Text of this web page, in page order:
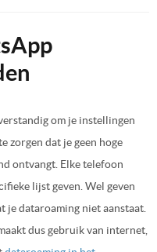
om je instellingen
zorgen dat je geen hoge
ontvangt. Elke telefoon
lijst geven. Wel geven
je dataroaming niet aanstaat.
dus gebruik van internet,